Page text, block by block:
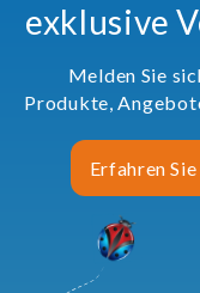
exklusive
Melden Sie
Produkte,
Erfahren